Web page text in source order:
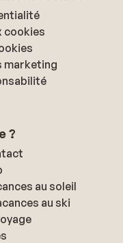
cookies
marketing
?
au soleil
au ski